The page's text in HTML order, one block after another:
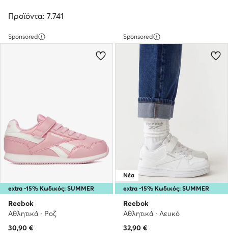
Προϊόντα: 7.741
Sponsored
extra -15% Κωδικός: SUMMER
Reebok
Αθλητικά · Ροζ
30,90 €
Sponsored
extra -15% Κωδικός: SUMMER
Νέα
Reebok
Αθλητικά · Λευκό
32,90 €